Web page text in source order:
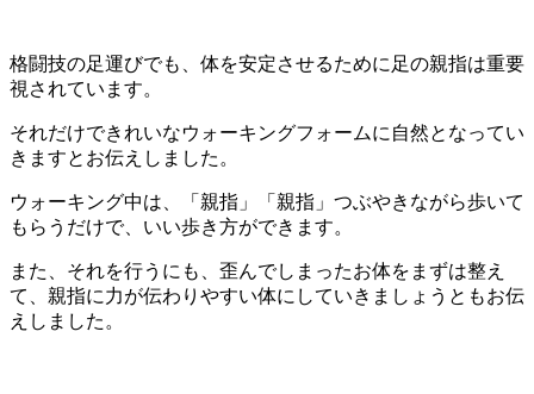
格闘技の足運びでも、体を安定させるために足の親指は重要
視されています。
それだけできれいなウォーキングフォームに自然となってい
きますとお伝えしました。
ウォーキング中は、「親指」「親指」つぶやきながら歩いて
もらうだけで、いい歩き方ができます。
また、それを行うにも、歪んでしまったお体をまずは整え
て、親指に力が伝わりやすい体にしていきましょうともお伝
えしました。